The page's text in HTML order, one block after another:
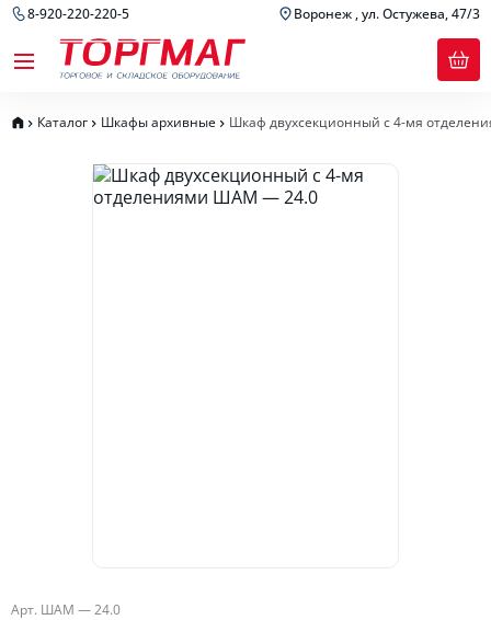
8-920-220-220-5 Воронеж , ул. Остужева, 47/3
Каталог Шкафы архивные Шкаф двухсекционный с 4-мя
Арт. ШАМ — 24.0